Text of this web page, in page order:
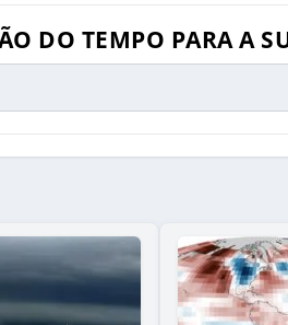
DO TEMPO PARA A